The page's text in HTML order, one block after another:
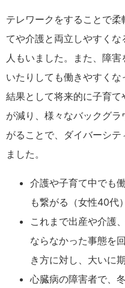
テレワークをすることで
てや介護と両立しやすく
人もいました。また、障
いたりしても働きやすくな
結果として将来的に子育
が減り、様々なバックグ
がることで、ダイバーシ
ました。
介護や子育て中でも
も繋がる（女性40代）
これまで出産や介護
ならなかった事態を
き方に対し、大いに
心臓病の障害者で、